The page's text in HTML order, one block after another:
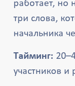
работает, но
три слова,
начальника
Тайминг:
участников и